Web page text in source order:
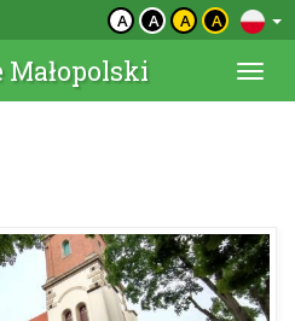
A A A A